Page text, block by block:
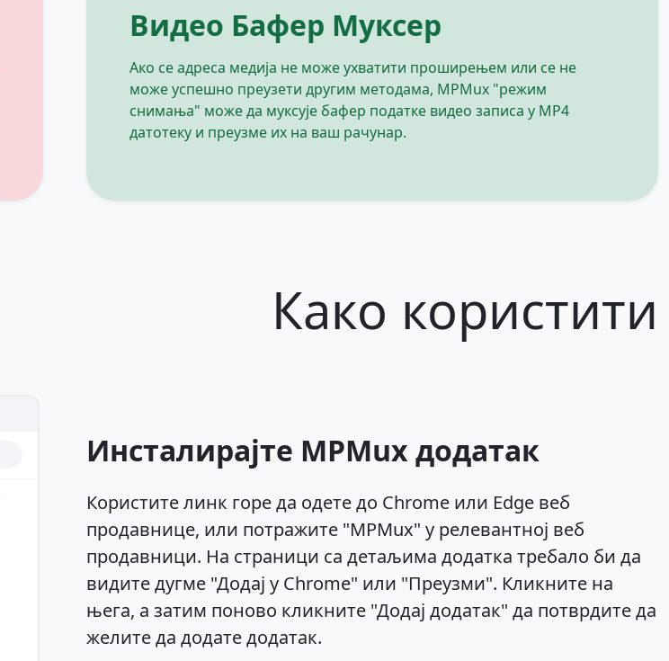
Видео Бафер Муксер
Ако се адреса медија не може ухватити проширењем или се не
може успешно преузети другим методама, MPMux "режим
снимања" може да муксује бафер податке видео записа у MP4
датотеку и преузме их на ваш рачунар.
Како користити
Инсталирајте MPMux додатак
Користите линк горе да одете до Chrome или Edge веб
продавнице, или потражите "MPMux" у релевантној веб
продавници. На страници са детаљима додатка требало би да
видите дугме "Додај у Chrome" или "Преузми". Кликните на
њега, а затим поново кликните "Додај додатак" да потврдите да
желите да додате додатак.